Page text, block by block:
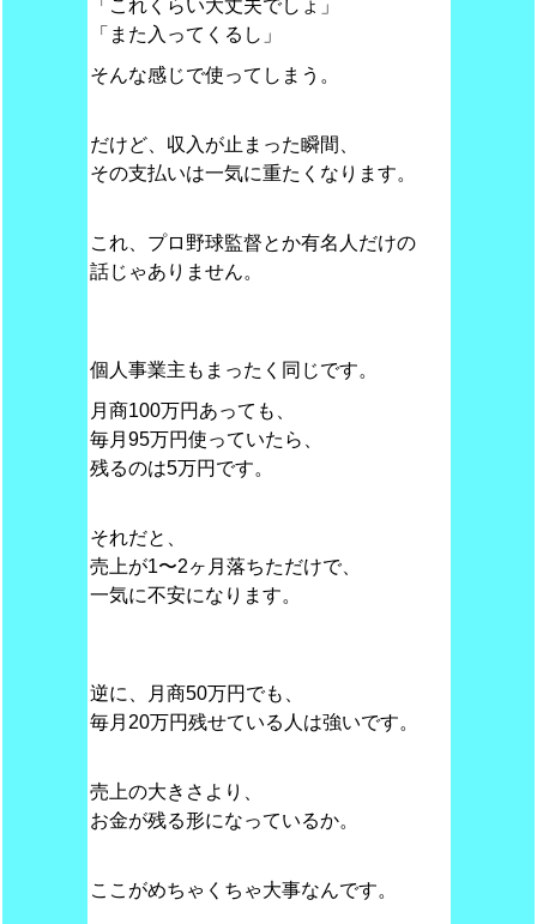
「これくらい大丈夫でしょ」
「また入ってくるし」
そんな感じで使ってしまう。
だけど、収入が止まった瞬間、
その支払いは一気に重たくなります。
これ、プロ野球監督とか有名人だけの
話じゃありません。
個人事業主もまったく同じです。
月商100万円あっても、
毎月95万円使っていたら、
残るのは5万円です。
それだと、
売上が1〜2ヶ月落ちただけで、
一気に不安になります。
逆に、月商50万円でも、
毎月20万円残せている人は強いです。
売上の大きさより、
お金が残る形になっているか。
ここがめちゃくちゃ大事なんです。